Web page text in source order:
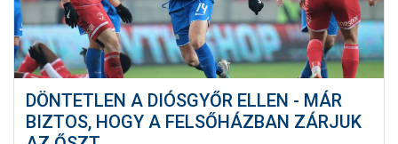
DÖNTETLEN A DIÓSGYŐR ELLEN - MÁR
BIZTOS, HOGY A FELSŐHÁZBAN ZÁRJUK